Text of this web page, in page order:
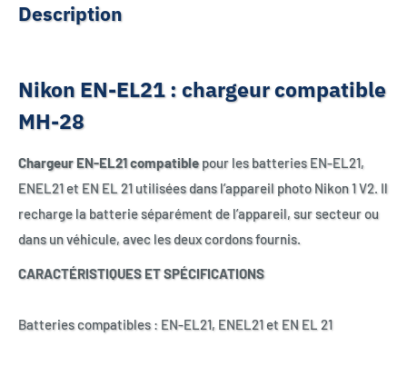
Description
Nikon EN-EL21 : chargeur compatible
MH-28
Chargeur EN-EL21 compatiblepour les batteries EN-EL21,
ENEL21 et EN EL 21 utilisées dans l’appareil photo Nikon 1 V2. Il
recharge la batterie séparément de l’appareil, sur secteur ou
dans un véhicule, avec les deux cordons fournis.
CARACTÉRISTIQUES ET SPÉCIFICATIONS
Batteries compatibles : EN-EL21, ENEL21 et EN EL 21